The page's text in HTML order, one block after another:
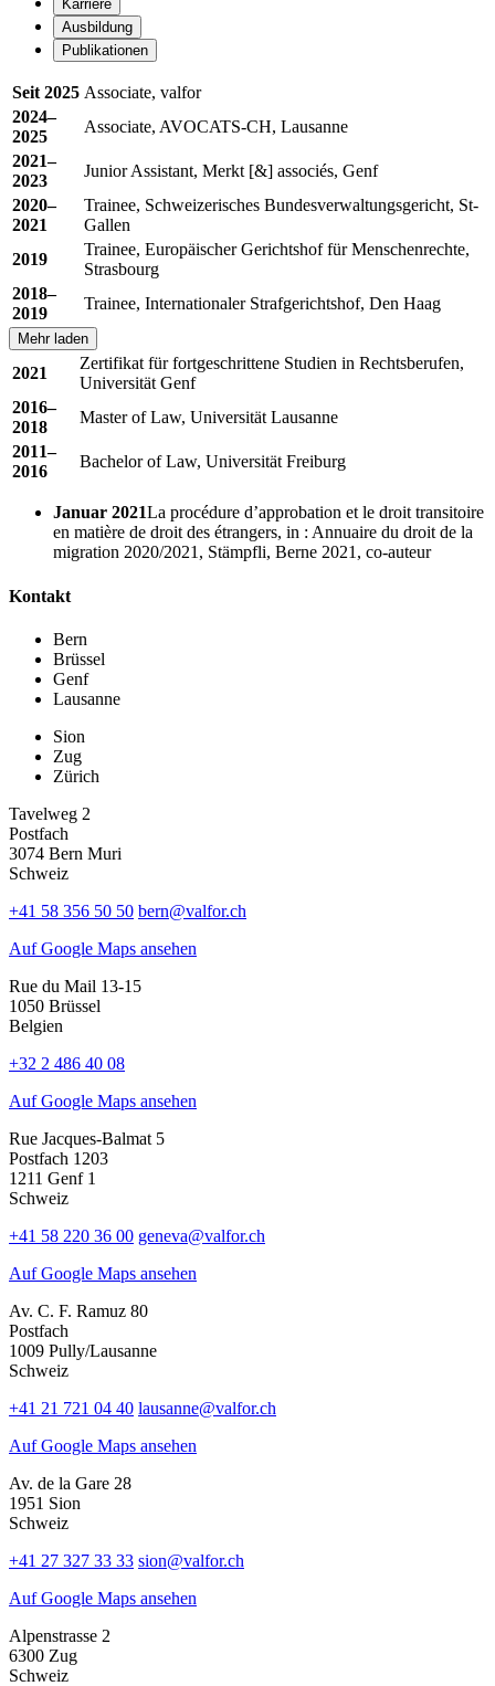
Karriere
Ausbildung
Publikationen
Seit 2025 Associate, valfor
2024–
2025
Associate, AVOCATS-CH, Lausanne
2021–
2023
Junior Assistant, Merkt [&] associés, Genf
2020–
2021
Trainee, Schweizerisches Bundesverwaltungsgericht, St-
Gallen
2019
Trainee, Europäischer Gerichtshof für Menschenrechte,
Strasbourg
2018–
2019
Trainee, Internationaler Strafgerichtshof, Den Haag
Mehr laden
2021
Zertifikat für fortgeschrittene Studien in Rechtsberufen,
Universität Genf
2016–
2018
Master of Law, Universität Lausanne
2011–
2016
Bachelor of Law, Universität Freiburg
Januar 2021La procédure d’approbation et le droit transitoire
en matière de droit des étrangers, in : Annuaire du droit de la
migration 2020/2021, Stämpfli, Berne 2021, co-auteur
Kontakt
Bern
Brüssel
Genf
Lausanne
Sion
Zug
Zürich
Tavelweg 2
Postfach
3074 Bern Muri
Schweiz
+41 58 356 50 50 bern@valfor.ch
Auf Google Maps ansehen
Rue du Mail 13-15
1050 Brüssel
Belgien
+32 2 486 40 08
Auf Google Maps ansehen
Rue Jacques-Balmat 5
Postfach 1203
1211 Genf 1
Schweiz
+41 58 220 36 00 geneva@valfor.ch
Auf Google Maps ansehen
Av. C. F. Ramuz 80
Postfach
1009 Pully/Lausanne
Schweiz
+41 21 721 04 40 lausanne@valfor.ch
Auf Google Maps ansehen
Av. de la Gare 28
1951 Sion
Schweiz
+41 27 327 33 33 sion@valfor.ch
Auf Google Maps ansehen
Alpenstrasse 2
6300 Zug
Schweiz